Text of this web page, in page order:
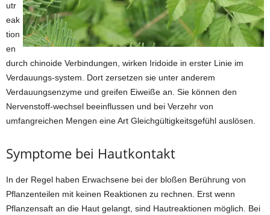
utr
eak
tion
en
durch chinoide Verbindungen, wirken Iridoide in erster Linie im
Verdauungs-system. Dort zersetzen sie unter anderem
Verdauungsenzyme und greifen Eiweiße an. Sie können den
Nervenstoff-wechsel beeinflussen und bei Verzehr von
umfangreichen Mengen eine Art Gleichgültigkeitsgefühl auslösen.
Symptome bei Hautkontakt
In der Regel haben Erwachsene bei der bloßen Berührung von
Pflanzenteilen mit keinen Reaktionen zu rechnen. Erst wenn
Pflanzensaft an die Haut gelangt, sind Hautreaktionen möglich. Bei